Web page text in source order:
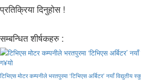
प्रतिक्रिया दिनुहोस !
सम्बन्धित शीर्षकहरु :
टिभिएस मोटर कम्पनीले भरतपुरमा ‘टिभिएस अर्बिटर’ नयाँ विद्युतीय